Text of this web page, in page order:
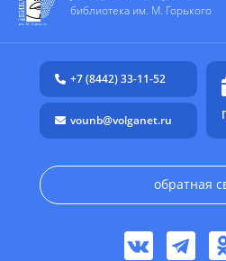
библиотека им. М. Горького
+7 (8442) 33-11-52
vounb@volganet.ru
обратная